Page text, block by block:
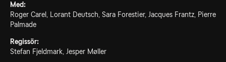
Med:
Roger Carel, Lorant Deutsch, Sara Forestier, Jacques Frantz, Pierre
Palmade
Regissör:
Stefan Fjeldmark, Jesper Møller